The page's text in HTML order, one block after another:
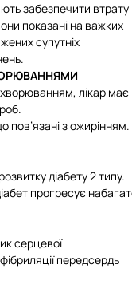
забезпечити втрату
показані на важких
супутніх
лікар має
пов’язані з ожирінням.
діабету 2 типу.
прогресує
серцевої
передсердь